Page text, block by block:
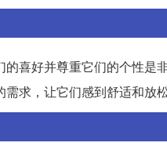
喜好并尊重它们的个性
求，让它们感到舒适和放松